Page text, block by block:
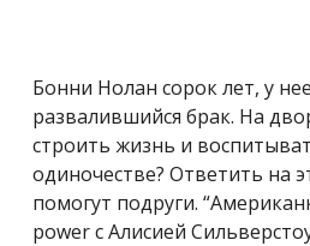
Бонни Нолан сорок лет, у
развалившийся брак. На
строить жизнь и
одиночестве? Ответить на
помогут подруги.
power с Алисией